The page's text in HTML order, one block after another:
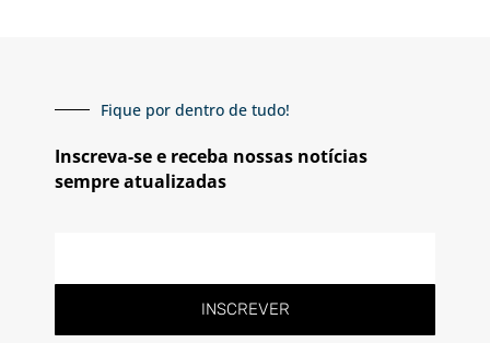
Fique por dentro de tudo!
Inscreva-se e receba nossas notícias
sempre atualizadas
INSCREVER